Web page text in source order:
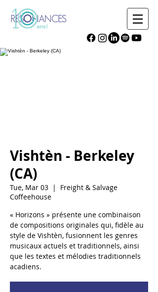
Vishtèn - Berkeley
(CA)
Tue, Mar 03
  |
Freight & Salvage
Coffeehouse
« Horizons » présente une combinaison
de compositions originales qui, fidèle au
style de Vishtèn, fusionnent les genres
musicaux actuels et traditionnels, ainsi
que les textes et mélodies traditionnels
acadiens.